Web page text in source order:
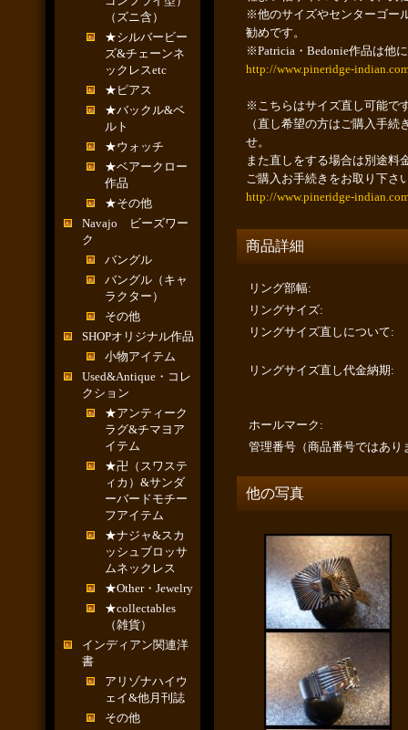
（ズニ含）
★シルバービー
ズ&チェーンネ
ックレスetc
★ピアス
★バックル&ベ
ルト
★ウォッチ
★ベアークロー
作品
★その他
Navajo ビーズワー
ク
バングル
バングル（キャ
ラクター）
その他
SHOPオリジナル作品
小物アイテム
Used&Antique・コレ
クション
★アンティーク
ラグ&チマヨア
イテム
★卍（スワステ
ィカ）&サンダ
ーバードモチー
フアイテム
★ナジャ&スカ
ッシュブロッサ
ムネックレス
★Other・Jewelry
★collectables
（雑貨）
インディアン関連洋
書
アリゾナハイウ
ェイ&他月刊誌
その他
※他のサイズやセンターゴー
勧めです。
※Patricia・Bedonie作品は他
http://www.pineridge-
※こちらはサイズ直し可能で
（直し希望の方はご購入手
せ。
また直しをする場合は別途料
ご購入お手続きをお取り下さ
http://www.pineridge-
商品詳細
リング部幅:
リングサイズ:
リングサイズ直しについて:
リングサイズ直し代金納期:
ホールマーク :
管理番号（商品番号ではあり
他の写真